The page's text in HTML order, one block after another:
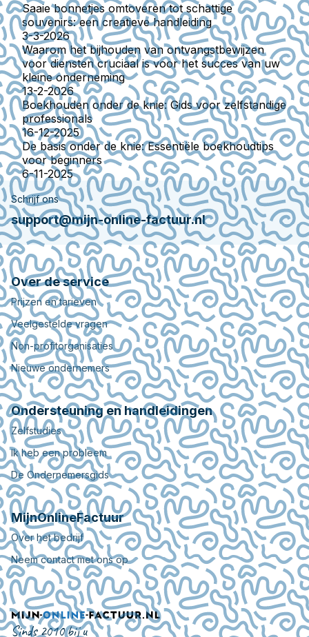
Saaie bonnetjes omtoveren tot schattige
souvenirs: een creatieve handleiding
3-3-2026
Waarom het bijhouden van ontvangstbewijzen
voor diensten cruciaal is voor het succes van uw
kleine onderneming
13-2-2026
Boekhouden onder de knie: Gids voor zelfstandige
professionals
16-12-2025
De basis onder de knie: Essentiële boekhoudtips
voor beginners
6-11-2025
Schrijf ons
support@mijn-online-factuur.nl
Over de service
Prijzen en tarieven
Veelgestelde vragen
Non-profitorganisaties
Nieuwe ondernemers
Ondersteuning en handleidingen
Zelfstudies
Ik heb een probleem
De Ondernemersgids
MijnOnlineFactuur
Over het bedrijf
Neem contact met ons op
Sinds 2010 bij u